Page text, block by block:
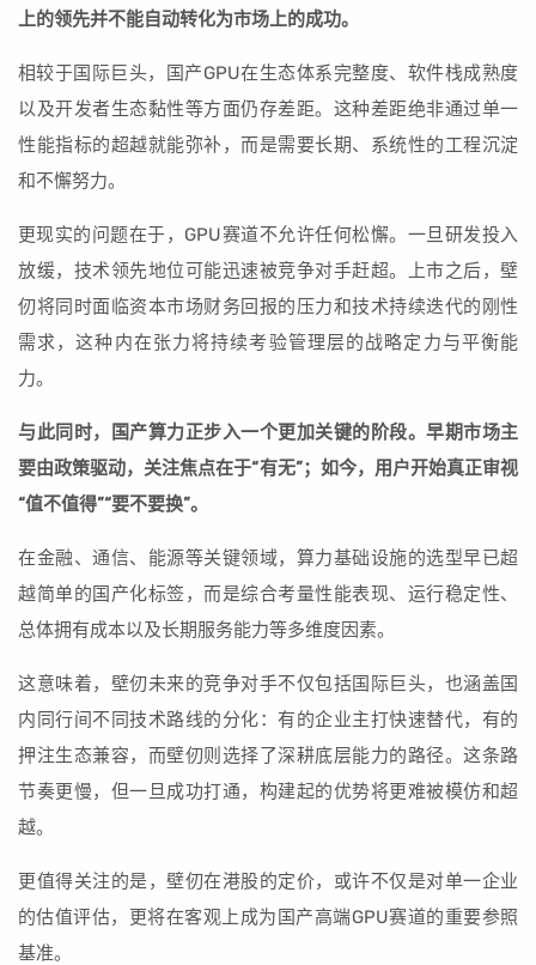
上的领先并不能自动转化为市场上的成功。
相较于国际巨头，国产GPU在生态体系完整度、软件栈成熟度
以及开发者生态黏性等方面仍存差距。这种差距绝非通过单一
性能指标的超越就能弥补，而是需要长期、系统性的工程沉淀
和不懈努力。
更现实的问题在于，GPU赛道不允许任何松懈。一旦研发投入
放缓，技术领先地位可能迅速被竞争对手赶超。上市之后，壁
仞将同时面临资本市场财务回报的压力和技术持续迭代的刚性
需求，这种内在张力将持续考验管理层的战略定力与平衡能
力。
与此同时，国产算力正步入一个更加关键的阶段。早期市场主
要由政策驱动，关注焦点在于“有无”；如今，用户开始真正审视
“值不值得”“要不要换”。
在金融、通信、能源等关键领域，算力基础设施的选型早已超
越简单的国产化标签，而是综合考量性能表现、运行稳定性、
总体拥有成本以及长期服务能力等多维度因素。
这意味着，壁仞未来的竞争对手不仅包括国际巨头，也涵盖国
内同行间不同技术路线的分化：有的企业主打快速替代，有的
押注生态兼容，而壁仞则选择了深耕底层能力的路径。这条路
节奏更慢，但一旦成功打通，构建起的优势将更难被模仿和超
越。
更值得关注的是，壁仞在港股的定价，或许不仅是对单一企业
的估值评估，更将在客观上成为国产高端GPU赛道的重要参照
基准。